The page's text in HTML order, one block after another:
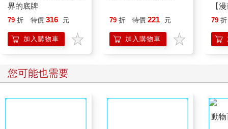
界的底牌
79 折 特價 316 元
加入購物車
79 折 特價 221 元
加入購物車
【
行
「
學方
79 折
您可能也需要